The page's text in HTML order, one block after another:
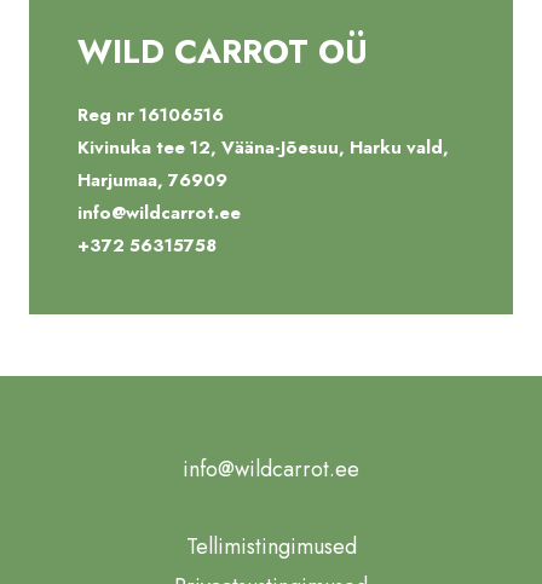
WILD CARROT OÜ
Reg nr 16106516
Kivinuka tee 12, Vääna-Jõesuu, Harku vald,
Harjumaa, 76909
info@wildcarrot.ee
+372 56315758
info@wildcarrot.ee
Tellimistingimused